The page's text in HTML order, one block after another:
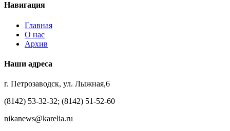
Навигация
Главная
О нас
Архив
Наши адреса
г. Петрозаводск, ул. Лыжная,6
(8142) 53-32-32; (8142) 51-52-60
nikanews@karelia.ru